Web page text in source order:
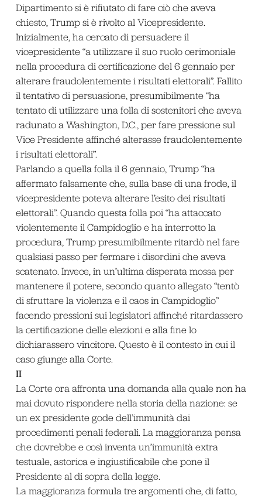
Dipartimento si è rifiutato di fare ciò che aveva
chiesto, Trump si è rivolto al Vicepresidente.
Inizialmente, ha cercato di persuadere il
vicepresidente “a utilizzare il suo ruolo cerimoniale
nella procedura di certificazione del 6 gennaio per
alterare fraudolentemente i risultati elettorali”. Fallito
il tentativo di persuasione, presumibilmente “ha
tentato di utilizzare una folla di sostenitori che aveva
radunato a Washington, D.C., per fare pressione sul
Vice Presidente affinché alterasse fraudolentemente
i risultati elettorali”.
Parlando a quella folla il 6 gennaio, Trump “ha
affermato falsamente che, sulla base di una frode, il
vicepresidente poteva alterare l’esito dei risultati
elettorali”. Quando questa folla poi “ha attaccato
violentemente il Campidoglio e ha interrotto la
procedura, Trump presumibilmente ritardò nel fare
qualsiasi passo per fermare i disordini che aveva
scatenato. Invece, in un’ultima disperata mossa per
mantenere il potere, secondo quanto allegato “tentò
di sfruttare la violenza e il caos in Campidoglio”
facendo pressioni sui legislatori affinché ritardassero
la certificazione delle elezioni e alla fine lo
dichiarassero vincitore. Questo è il contesto in cui il
caso giunge alla Corte.
II
La Corte ora affronta una domanda alla quale non ha
mai dovuto rispondere nella storia della nazione: se
un ex presidente gode dell’immunità dai
procedimenti penali federali. La maggioranza pensa
che dovrebbe e così inventa un’immunità extra
testuale, astorica e ingiustificabile che pone il
Presidente al di sopra della legge.
La maggioranza formula tre argomenti che, di fatto,